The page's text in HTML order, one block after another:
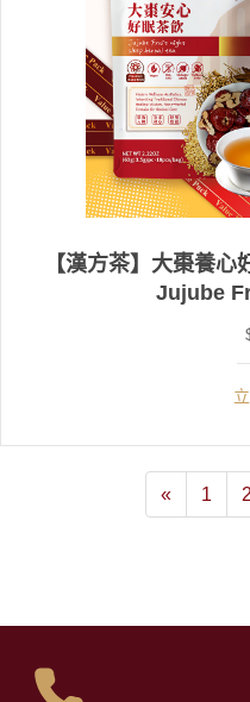
【漢方茶】大棗養
Jujube
« 1 2